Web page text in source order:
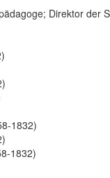
Direktor der
1832)
1832)